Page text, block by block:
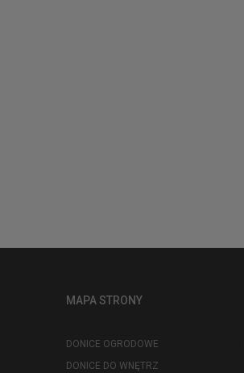
MAPA STRONY
DONICE OGRODOWE
DONICE DO WNĘTRZ